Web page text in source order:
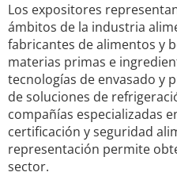
Los expositores
ámbitos de la industria
fabricantes de alimentos y
materias primas e
tecnologías de envasado y
de soluciones de
compañías especializadas
certificación y seguridad
representación permite
sector.